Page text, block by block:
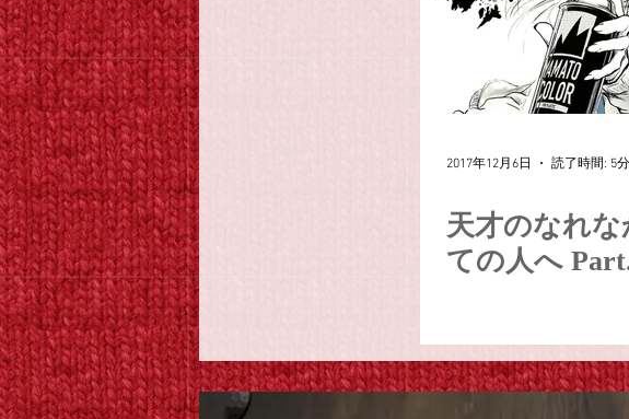
2017年12月6日 読了時間: 5分
天才のなれ
ての人へ